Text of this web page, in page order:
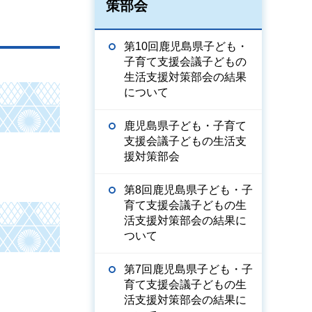
策部会
第10回鹿児島県子ども・
子育て支援会議子どもの
生活支援対策部会の結果
について
鹿児島県子ども・子育て
支援会議子どもの生活支
援対策部会
第8回鹿児島県子ども・子
育て支援会議子どもの生
活支援対策部会の結果に
ついて
第7回鹿児島県子ども・子
育て支援会議子どもの生
活支援対策部会の結果に